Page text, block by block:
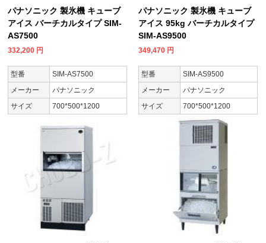
パナソニック 製氷機 キューブ
アイス バーチカルタイプ SIM-
AS7500
332,200 円
型番
SIM-AS7500
メーカー
パナソニック
サイズ
700*500*1200
パナソニック 製氷機 キューブ
アイス 95kg バーチカルタイプ
SIM-AS9500
349,470 円
型番
SIM-AS9500
メーカー
パナソニック
サイズ
700*500*1200